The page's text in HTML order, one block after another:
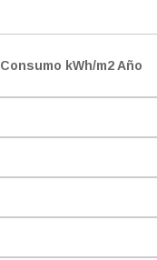
Consumo kWh/m2 Año